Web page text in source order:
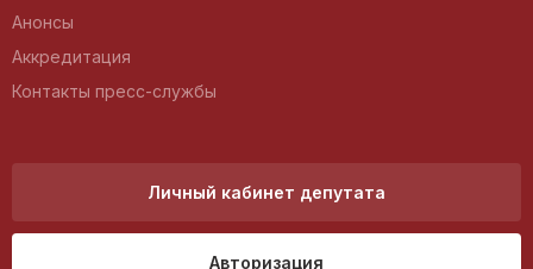
Анонсы
Аккредитация
Контакты пресс-службы
Личный кабинет депутата
Авторизация